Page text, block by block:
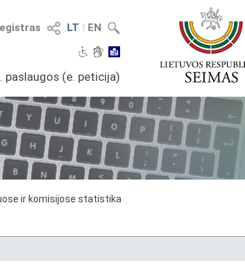
LT I EN
paslaugos (e. peticija)
ir komisijose statistika